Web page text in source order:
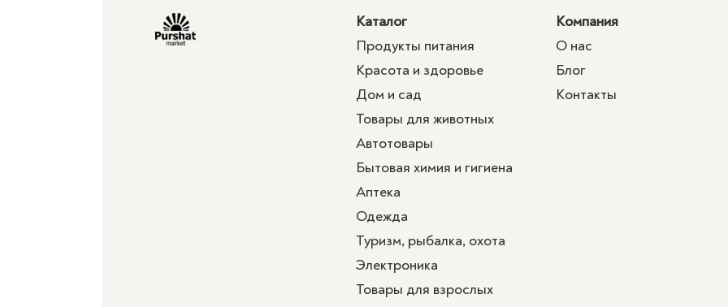
Каталог
Продукты питания
Красота и здоровье
Дом и сад
Товары для животных
Автотовары
Бытовая химия и гигиена
Аптека
Одежда
Туризм, рыбалка, охота
Электроника
Товары для взрослых
Компания
О нас
Блог
Контакты